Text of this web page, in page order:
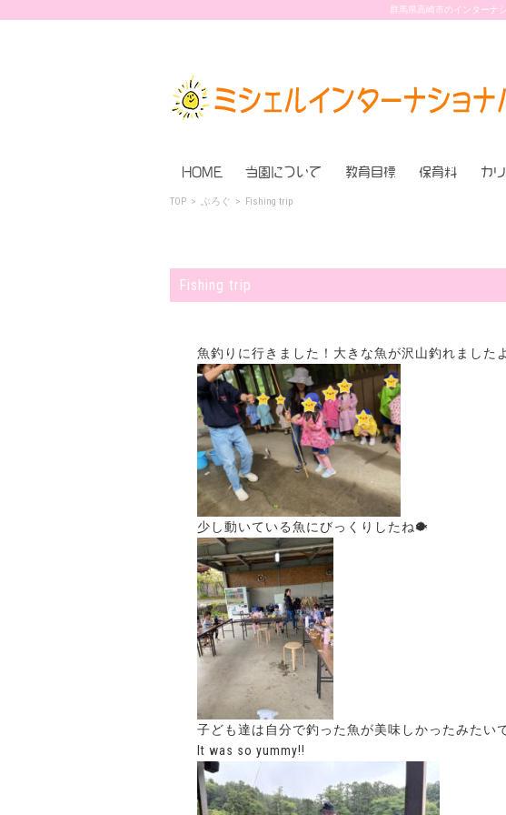
群馬県高崎市のインターナ
HOME 当園について 教育目標 保育料 カ
TOP > ぶろぐ > Fishing trip
Fishing trip
魚釣りに行きました！大きな魚が沢山釣れました
少し動いている魚にびっくりしたね🐡
子ども達は自分で釣った魚が美味しかったみたい
It was so yummy!!